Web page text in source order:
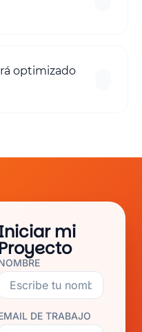
optimizado
mi
DE TRABAJO